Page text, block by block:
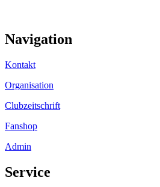
Navigation
Kontakt
Organisation
Clubzeitschrift
Fanshop
Admin
Service